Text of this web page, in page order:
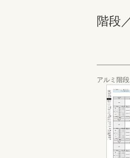
階段
アルミ階